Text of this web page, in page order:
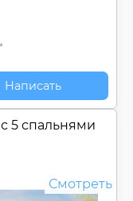
Написать
5 спальнями
Смотреть